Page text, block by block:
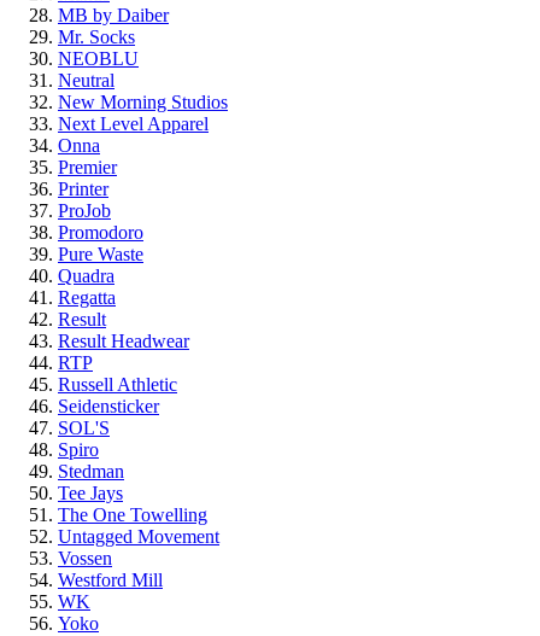
MB by Daiber
Mr. Socks
NEOBLU
Neutral
New Morning Studios
Next Level Apparel
Onna
Premier
Printer
ProJob
Promodoro
Pure Waste
Quadra
Regatta
Result
Result Headwear
RTP
Russell Athletic
Seidensticker
SOL'S
Spiro
Stedman
Tee Jays
The One Towelling
Untagged Movement
Vossen
Westford Mill
WK
Yoko